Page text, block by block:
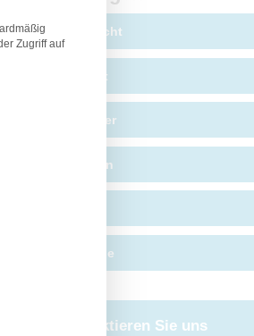
Gesicht
Brust
Körper
Falten
Hände
Kontaktieren Sie uns
Zugriff auf